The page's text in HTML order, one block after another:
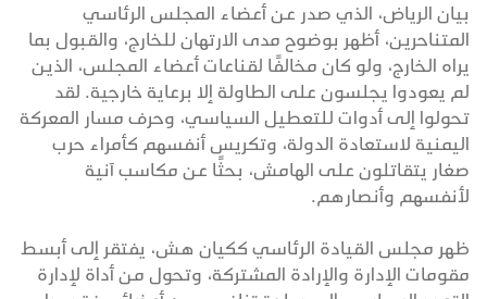
بيان الرياض، الذي صدر عن أعضاء المجلس الرئاسي
المتناحرين، أظهر بوضوح مدى الارتهان للخارج، والقبول بما
يراه الخارج، ولو كان مخالفًا لقناعات أعضاء المجلس، الذين
لم يعودوا يجلسون على الطاولة إلا برعاية خارجية. لقد
تحولوا إلى أدوات للتعطيل السياسي، وحرف مسار المعركة
اليمنية لاستعادة الدولة، وتكريس أنفسهم كأمراء حرب
صغار يتقاتلون على الهامش، بحثًا عن مكاسب آنية
لأنفسهم وأنصارهم.
ظهر مجلس القيادة الرئاسي ككيان هش، يفتقر إلى أبسط
مقومات الإدارة والإرادة المشتركة، وتحول من أداة لإدارة